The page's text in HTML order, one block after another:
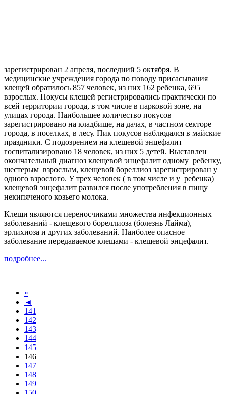
зарегистрирован 2 апреля, последний 5 октября. В
медицинские учреждения города по по­воду присасывания
клещей обратилось 857 человек, из них 162 ребенка, 695
взрослых. Покусы клещей регистрировались практически по
всей территории города, в том числе в парковой зоне, на
улицах города. Наибольшее количество покусов
зарегистрировано на кладбище, на дачах, в частном секторе
города, в поселках, в лесу. Пик покусов наблюдался в майские
праздники. С подозрением на клещевой энцефалит
госпитализировано 18 человек, из них 5 детей. Выставлен
окончательный диагноз клещевой энцефалит одному ребенку,
шестерым взрослым, клещевой бореллиоз зарегистрирован у
одного взрослого. У трех человек ( в том числе и у ребенка)
клещевой энцефалит развился после употребления в пищу
некипяченого козьего молока.
Клещи являются переносчиками множества инфекционных
заболеваний - клещевого бореллиоза (болезнь Лайма),
эрлихиоза и других заболеваний. Наиболее опасное
заболевание передаваемое клещами - клещевой энцефалит.
подробнее...
«
◄
141
142
143
144
145
146
147
148
149